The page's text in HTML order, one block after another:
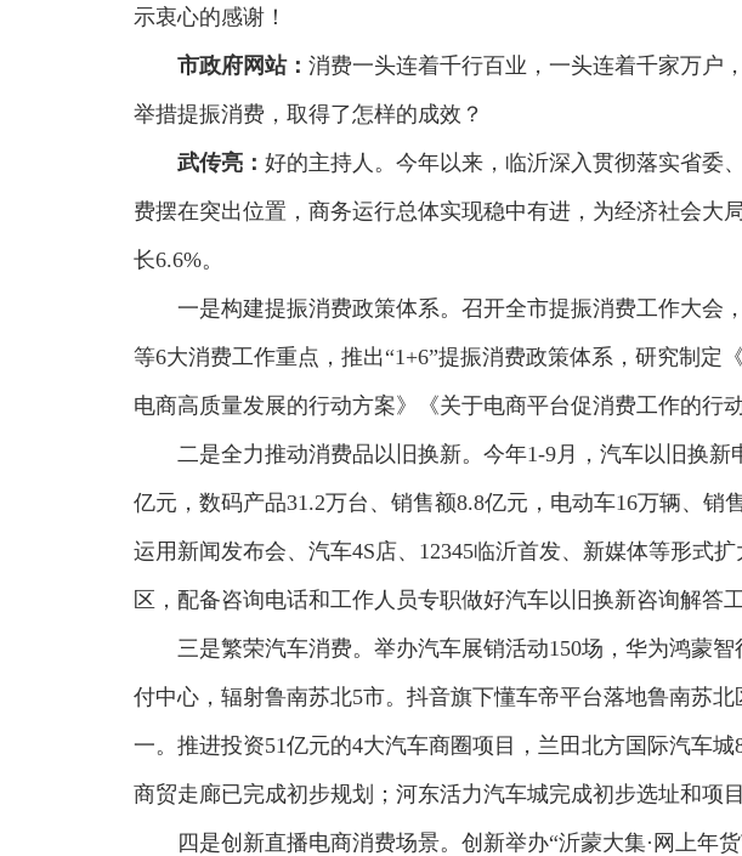
示衷心的感谢！
市政府网站： 消费一头连着千行百业，一头连着千家万户
举措提振消费，取得了怎样的成效？
武传亮： 好的主持人。今年以来，临沂深入贯彻落实省委
费摆在突出位置，商务运行总体实现稳中有进，为经济社会大
长6.6%。
一是构建提振消费政策体系。召开全市提振消费工作大会
等6大消费工作重点，推出“1+6”提振消费政策体系，研究制
电商高质量发展的行动方案》《关于电商平台促消费工作的行
二是全力推动消费品以旧换新。今年1-9月，汽车以旧换
亿元，数码产品31.2万台、销售额8.8亿元，电动车16万辆、
运用新闻发布会、汽车4S店、12345临沂首发、新媒体等形式
区，配备咨询电话和工作人员专职做好汽车以旧换新咨询解答工
三是繁荣汽车消费。举办汽车展销活动150场，华为鸿蒙
付中心，辐射鲁南苏北5市。抖音旗下懂车帝平台落地鲁南苏
一。推进投资51亿元的4大汽车商圈项目，兰田北方国际汽车
商贸走廊已完成初步规划；河东活力汽车城完成初步选址和项
四是创新直播电商消费场景。创新举办“沂蒙大集·网上年